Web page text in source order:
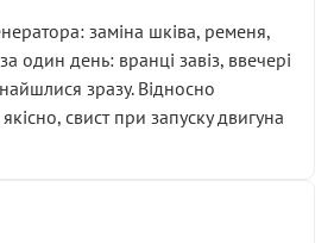
заміна шківа, ременя,
один день: вранці завіз, ввечері
зразу. Відносно
свист при запуску двигуна